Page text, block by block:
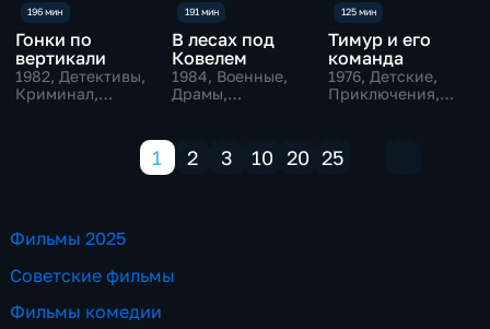
Гонки по
вертикали
1982, Детективы,
Криминал,
В лесах под
Ковелем
1984, Военные,
Драмы,
Тимур и его
команда
1976, Детские,
Приключения,
1 2 3 10 20 25
Фильмы 2025
Советские фильмы
Фильмы комедии